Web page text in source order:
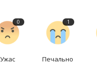
0
Ужас
1
Печально
в разгаре, в этот период
становятся активнее.